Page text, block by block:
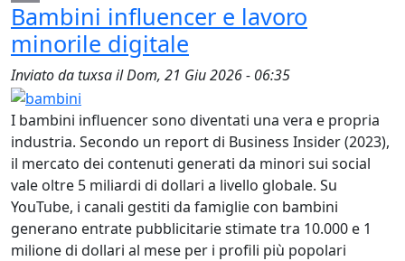
Email
Bambini influencer e lavoro
minorile digitale
Inviato datuxsailDom, 21 Giu 2026 - 06:35
I bambini influencer sono diventati una vera e propria
industria. Secondo un report di Business Insider (2023),
il mercato dei contenuti generati da minori sui social
vale oltre 5 miliardi di dollari a livello globale. Su
YouTube, i canali gestiti da famiglie con bambini
generano entrate pubblicitarie stimate tra 10.000 e 1
milione di dollari al mese per i profili più popolari